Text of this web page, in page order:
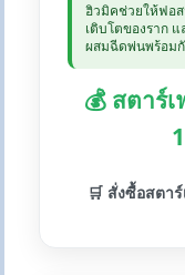
ฮิวมิคช่วยให้ฟอส
เติบโตของราก
ผสมฉีดพ่นพร้อม
💰 สตาร์
🛒 สั่งซื้อสตาร์